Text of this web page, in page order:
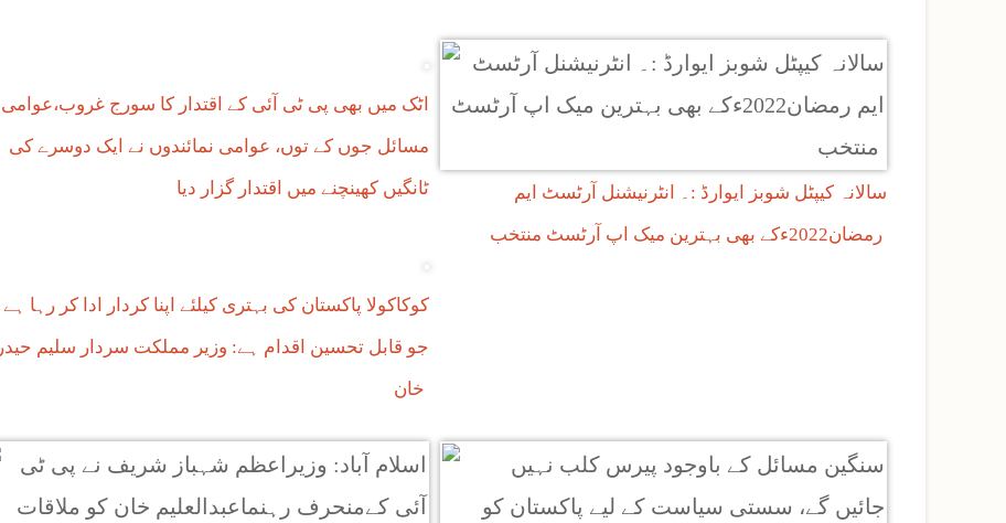
سالانہ کیپٹل شوبز ایوارڈ :۔ انٹرنیشنل آرٹسٹ ایم
اٹک میں بھی پی ٹی آئی کے اقتدار کا سورج غروب،عوامی
مسائل جوں کے توں، عوامی نمائندوں نے ایک دوسرے کی
ٹانگیں کھینچنے میں اقتدار گزار دیا
کوکاکولا پاکستان کی بہتری کیلئے اپنا کردار ادا کر رہا ہے
جو قابل تحسین اقدام ہے: وزیر مملکت سردار سلیم حیدر